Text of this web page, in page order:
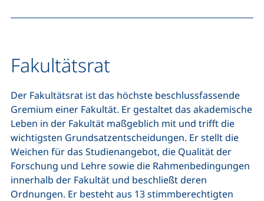
Fakultätsrat
Der Fakultätsrat ist das höchste beschlussfassende
Gremium einer Fakultät. Er gestaltet das akademische
Leben in der Fakultät maßgeblich mit und trifft die
wichtigsten Grundsatzentscheidungen. Er stellt die
Weichen für das Studienangebot, die Qualität der
Forschung und Lehre sowie die Rahmenbedingungen
innerhalb der Fakultät und beschließt deren
Ordnungen. Er besteht aus 13 stimmberechtigten